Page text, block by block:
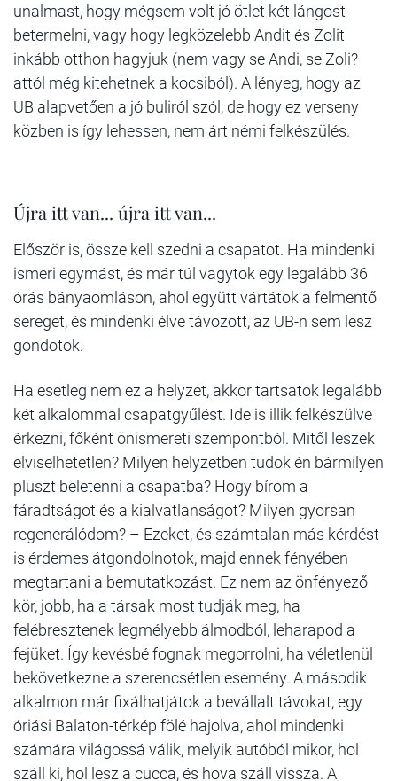
unalmast, hogy mégsem volt jó ötlet két lángost
betermelni, vagy hogy legközelebb Andit és Zolit
inkább otthon hagyjuk (nem vagy se Andi, se Zoli?
attól még kitehetnek a kocsiból). A lényeg, hogy az
UB alapvetően a jó buliról szól, de hogy ez verseny
közben is így lehessen, nem árt némi felkészülés.
Újra itt van... újra itt van...
Először is, össze kell szedni a csapatot. Ha mindenki
ismeri egymást, és már túl vagytok egy legalább 36
órás bányaomláson, ahol együtt vártátok a felmentő
sereget, és mindenki élve távozott, az UB-n sem lesz
gondotok.
Ha esetleg nem ez a helyzet, akkor tartsatok legalább
két alkalommal csapatgyűlést. Ide is illik felkészülve
érkezni, főként önismereti szempontból. Mitől leszek
elviselhetetlen? Milyen helyzetben tudok én bármilyen
pluszt beletenni a csapatba? Hogy bírom a
fáradtságot és a kialvatlanságot? Milyen gyorsan
regenerálódom? – Ezeket, és számtalan más kérdést
is érdemes átgondolnotok, majd ennek fényében
megtartani a bemutatkozást. Ez nem az önfényező
kör, jobb, ha a társak most tudják meg, ha
felébresztenek legmélyebb álmodból, leharapod a
fejüket. Így kevésbé fognak megorrolni, ha véletlenül
bekövetkezne a szerencsétlen esemény. A második
alkalmon már fixálhatjátok a bevállalt távokat, egy
óriási Balaton-térkép fölé hajolva, ahol mindenki
számára világossá válik, melyik autóból mikor, hol
száll ki, hol lesz a cucca, és hova száll vissza. A